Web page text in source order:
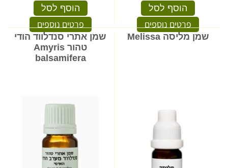
הוסף לסל
פרטים נוספים
הוסף לסל
פרטים נוספים
שמן מליסה Melissa
שמן אתרי סנדלווד הודי
טהור Amyris
balsamifera